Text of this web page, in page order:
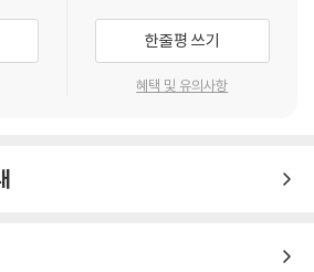
한줄평 쓰기
혜택 및 유의사항